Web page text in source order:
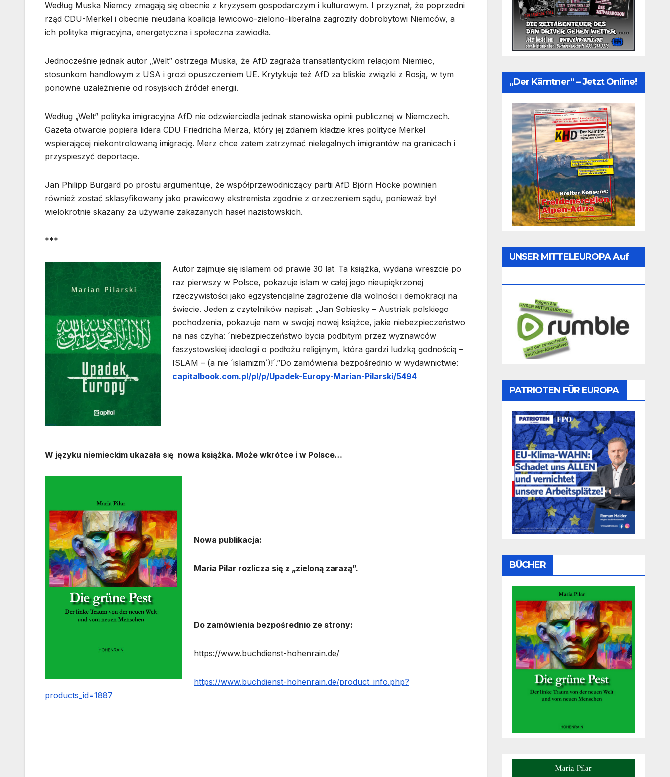
Według Muska Niemcy zmagają się obecnie z kryzysem gospodarczym i kulturowym. I przyznał, że poprzedni
rząd CDU-Merkel i obecnie nieudana koalicja lewicowo-zielono-liberalna zagroziły dobrobytowi Niemców, a
ich polityka migracyjna, energetyczna i społeczna zawiodła.
Jednocześnie jednak autor „Welt” ostrzega Muska, że AfD zagraża transatlantyckim relacjom Niemiec,
stosunkom handlowym z USA i grozi opuszczeniem UE. Krytykuje też AfD za bliskie związki z Rosją, w tym
ponowne uzależnienie od rosyjskich źródeł energii.
Według „Welt” polityka imigracyjna AfD nie odzwierciedla jednak stanowiska opinii publicznej w Niemczech.
Gazeta otwarcie popiera lidera CDU Friedricha Merza, który jej zdaniem kładzie kres polityce Merkel
wspierającej niekontrolowaną imigrację. Merz chce zatem zatrzymać nielegalnych imigrantów na granicach i
przyspieszyć deportacje.
Jan Philipp Burgard po prostu argumentuje, że współprzewodniczący partii AfD Björn Höcke powinien
również zostać sklasyfikowany jako prawicowy ekstremista zgodnie z orzeczeniem sądu, ponieważ był
wielokrotnie skazany za używanie zakazanych haseł nazistowskich.
***
Autor zajmuje się islamem od prawie 30 lat. Ta książka, wydana wreszcie po
raz pierwszy w Polsce, pokazuje islam w całej jego nieupiękrzonej
rzeczywistości jako egzystencjalne zagrożenie dla wolności i demokracji na
świecie. Jeden z czytelników napisał: „Jan Sobiesky – Austriak polskiego
pochodzenia, pokazuje nam w swojej nowej książce, jakie niebezpieczeństwo
na nas czyha: ´niebezpieczeństwo bycia podbitym przez wyznawców
faszystowskiej ideologii o podłożu religijnym, która gardzi ludzką godnością –
ISLAM – (a nie ´islamizm´)!´.”Do zamówienia bezpośrednio w wydawnictwie:
capitalbook.com.pl/pl/p/Upadek-Europy-Marian-Pilarski/5494
W języku niemieckim ukazała się nowa książka. Może wkrótce i w Polsce…
Nowa publikacja:
Maria Pilar rozlicza się z „zieloną zarazą”.
Do zamówienia bezpośrednio ze strony:
https://www.buchdienst-hohenrain.de/
https://www.buchdienst-hohenrain.de/product_info.php?
products_id=1887
„Der Kärntner“ – Jetzt Online!
UNSER MITTELEUROPA Auf
PATRIOTEN FÜR EUROPA
BÜCHER